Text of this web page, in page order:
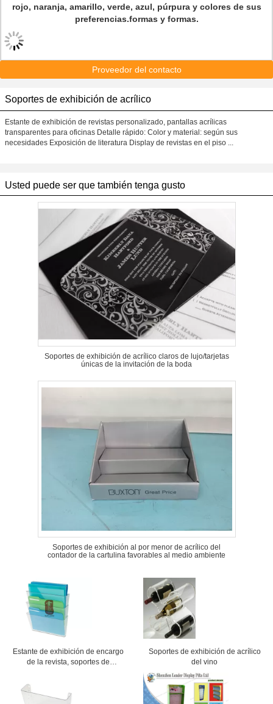
rojo, naranja, amarillo, verde, azul, púrpura y colores de sus
preferencias.formas y formas.
Proveedor del contacto
Soportes de exhibición de acrílico
Estante de exhibición de revistas personalizado, pantallas acrílicas
transparentes para oficinas Detalle rápido: Color y material: según sus
necesidades Exposición de literatura Display de revistas en el piso ...
Usted puede ser que también tenga gusto
Soportes de exhibición de acrílico claros de lujo/tarjetas
únicas de la invitación de la boda
Soportes de exhibición al por menor de acrílico del
contador de la cartulina favorables al medio ambiente
Estante de exhibición de encargo
de la revista, soportes de
Soportes de exhibición de acrílico
del vino